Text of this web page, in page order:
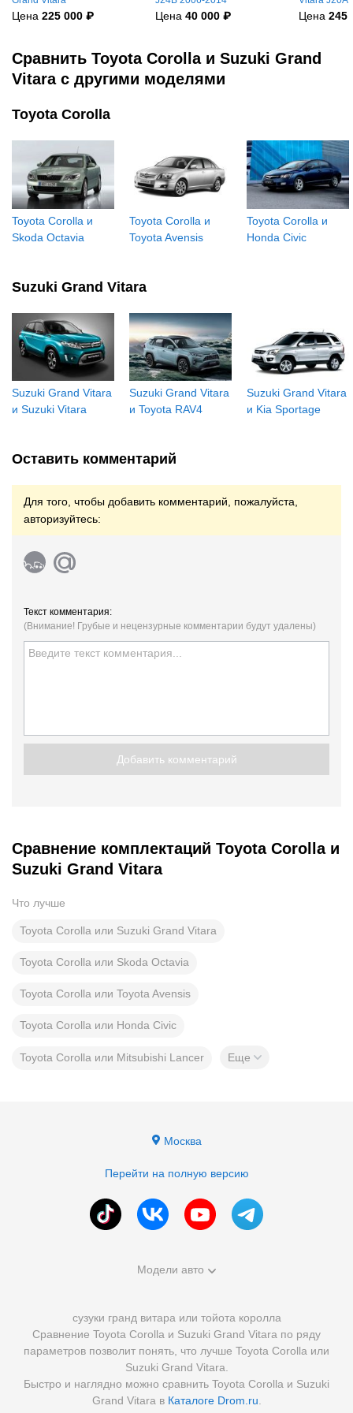
Цена 225 000 ₽ Цена 40 000 ₽ Цена 245
Сравнить Toyota Corolla и Suzuki Grand
Vitara с другими моделями
Toyota Corolla
Toyota Corolla и
Skoda Octavia
Toyota Corolla и
Toyota Avensis
Toyota Corolla и
Honda Civic
Suzuki Grand Vitara
Suzuki Grand Vitara
и Suzuki Vitara
Suzuki Grand Vitara
и Toyota RAV4
Suzuki Grand Vitara
и Kia Sportage
Оставить комментарий
Для того, чтобы добавить комментарий, пожалуйста,
авторизуйтесь:
Текст комментария:
(Внимание! Грубые и нецензурные комментарии будут удалены)
Добавить комментарий
Сравнение комплектаций Toyota Corolla и
Suzuki Grand Vitara
Что лучше
Toyota Corolla или Suzuki Grand Vitara
Toyota Corolla или Skoda Octavia
Toyota Corolla или Toyota Avensis
Toyota Corolla или Honda Civic
Toyota Corolla или Mitsubishi Lancer Еще
Москва
Перейти на полную версию
Модели авто
сузуки гранд витара или тойота королла
Сравнение Toyota Corolla и Suzuki Grand Vitara по ряду
параметров позволит понять, что лучше Toyota Corolla или
Suzuki Grand Vitara.
Быстро и наглядно можно сравнить Toyota Corolla и Suzuki
Grand Vitara в Каталоге Drom.ru